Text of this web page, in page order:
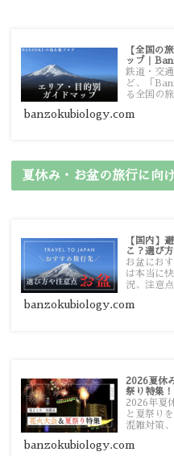
【全国の
ップ｜
鉄道・交
ど、「
る全国の
ガイドマ
banzokubiology.com
夏休み・お盆の旅行に向
【国内】
こ？選び
お盆にお
は本当に
況、注意
す。
banzokubiology.com
2026夏休
祭り特集
2026年夏
と夏祭り
混雑対策
banzokubiology.com